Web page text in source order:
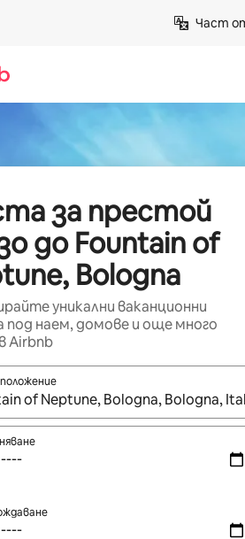
Част
за престой
до Fountain of
Bologna
уникални ваканционни
наем, домове и още много
Airbnb
резултатите се покажат,